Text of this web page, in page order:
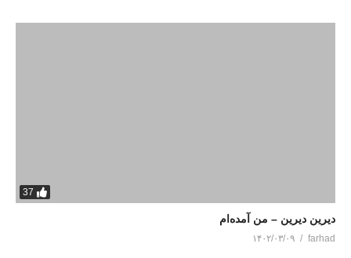
37
دیرین دیرین – من آمده‌ام
farhad ۱۴۰۲/۰۳/۰۹